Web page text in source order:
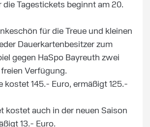
die Tagestickets beginnt am 20.
für die Treue und kleinen
Dauerkartenbesitzer zum
gegen HaSpo Bayreuth zwei
Verfügung.
kostet 145.- Euro, ermäßigt 125.-
kostet auch in der neuen Saison
13.- Euro.